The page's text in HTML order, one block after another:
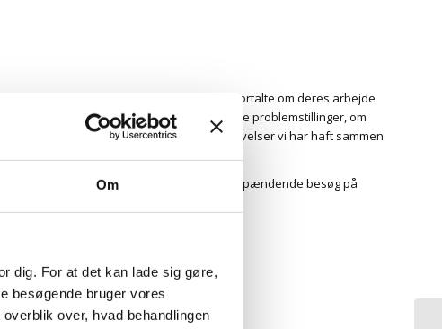
Om
dig. For at det kan lade sig gøre,
besøgende bruger vores
over, hvad behandlingen
kaffe, hvor Tjørneparkens tilbudsteam fortalte om deres arbejde
både lever med psykiatriske og somatiske problemstillinger, om
fra, og om alle de gode aktiviteter og oplevelser vi har haft sammen
til borgmesteren og socialdirektøren for et spændende besøg på